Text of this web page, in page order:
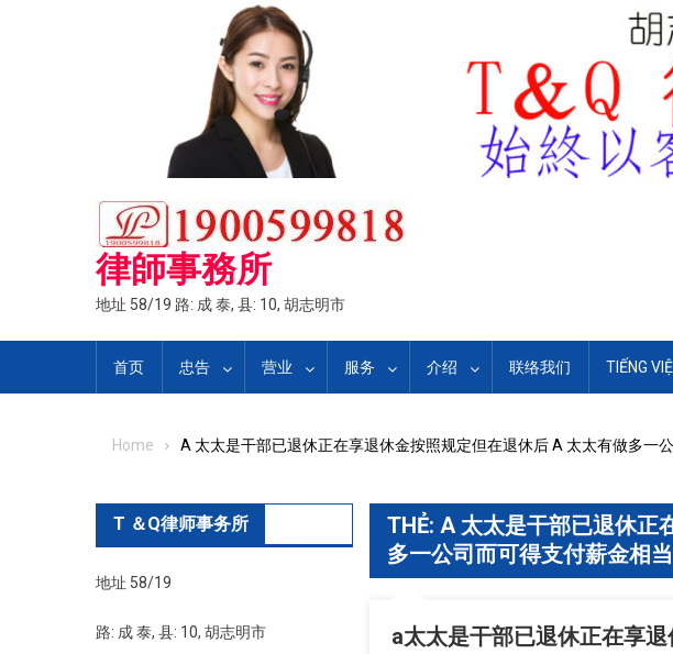
律師事務所
地址 58/19 路: 成 泰, 县: 10, 胡志明市
首页 忠告 营业 服务 介绍 联络我们 TIẾNG
Home A 太太是干部已退休正在享退休金按照规定但在退休后 A 太太有做多一
THẺ: A 太太是干部已退休正
多一公司而可得支付薪金相
a太太是干部已退休正在享
T ＆Q律师事务所
地址 58/19
路: 成 泰, 县: 10, 胡志明市